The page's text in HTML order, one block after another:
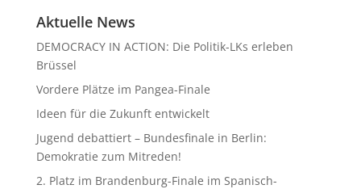
Aktuelle News
DEMOCRACY IN ACTION: Die Politik-LKs erleben
Brüssel
Vordere Plätze im Pangea-Finale
Ideen für die Zukunft entwickelt
Jugend debattiert – Bundesfinale in Berlin:
Demokratie zum Mitreden!
2. Platz im Brandenburg-Finale im Spanisch-